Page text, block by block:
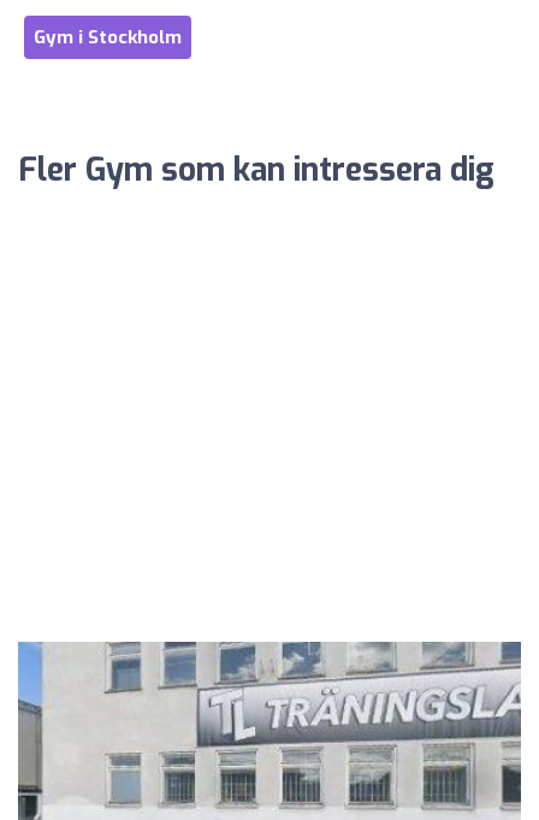
Gym i Stockholm
Fler Gym som kan intressera dig